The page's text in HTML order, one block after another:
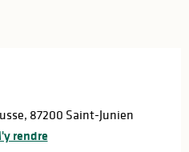
87200 Saint-Junien
rendre